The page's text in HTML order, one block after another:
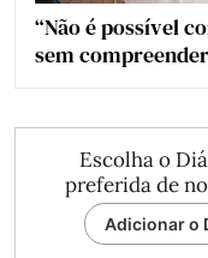
“Não é possível
sem
Escolha o
preferida de
Adicionar o